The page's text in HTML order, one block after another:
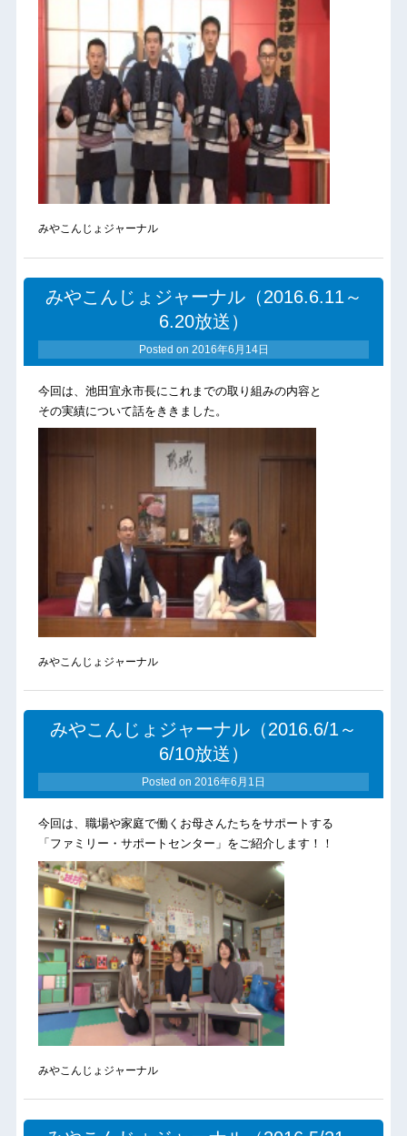
みやこんじょジャーナル
みやこんじょジャーナル（2016.6.11～
6.20放送）
Posted on 2016年6月14日
今回は、池田宜永市長にこれまでの取り組みの内容と
その実績について話をききました。
みやこんじょジャーナル
みやこんじょジャーナル（2016.6/1～
6/10放送）
Posted on 2016年6月1日
今回は、職場や家庭で働くお母さんたちをサポートする
「ファミリー・サポートセンター」をご紹介します！！
みやこんじょジャーナル